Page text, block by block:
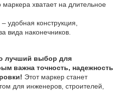
маркера хватает на длительное
– удобная конструкция,
вида наконечников.
лучший выбор для
важна точность, надежность
Этот маркер станет
для инженеров, строителей,